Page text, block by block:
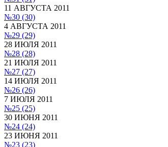
11 АВГУСТА 2011
№30 (30)
4 АВГУСТА 2011
№29 (29)
28 ИЮЛЯ 2011
№28 (28)
21 ИЮЛЯ 2011
№27 (27)
14 ИЮЛЯ 2011
№26 (26)
7 ИЮЛЯ 2011
№25 (25)
30 ИЮНЯ 2011
№24 (24)
23 ИЮНЯ 2011
№23 (23)